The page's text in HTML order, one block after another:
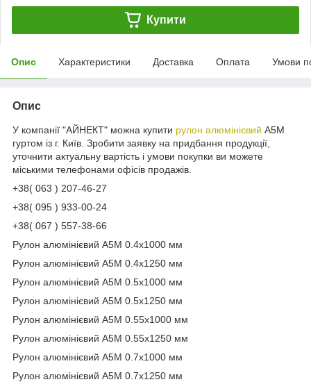
Купити
Опис Характеристики Доставка Оплата Умови
Опис
У компанії "АЙНЕКТ" можна купити рулон алюмінієвий А5М
гуртом із г. Київ. Зробити заявку на придбання продукції,
уточнити актуальну вартість і умови покупки ви можете
міськими телефонами офісів продажів.
+38( 063 ) 207-46-27
+38( 095 ) 933-00-24
+38( 067 ) 557-38-66
Рулон алюмінієвий А5М 0.4х1000 мм
Рулон алюмінієвий А5М 0.4х1250 мм
Рулон алюмінієвий А5М 0.5х1000 мм
Рулон алюмінієвий А5М 0.5х1250 мм
Рулон алюмінієвий А5М 0.55х1000 мм
Рулон алюмінієвий А5М 0.55х1250 мм
Рулон алюмінієвий А5М 0.7х1000 мм
Рулон алюмінієвий А5М 0.7х1250 мм